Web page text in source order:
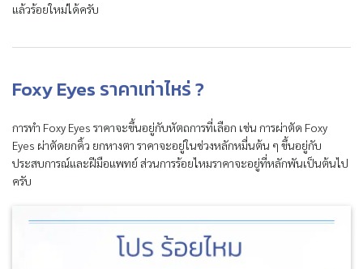
แล้วร้อยใหม่ได้ครับ
Foxy Eyes ราคาเท่าไหร่ ?
การทำ Foxy Eyes ราคาจะขึ้นอยู่กับหัตถการที่เลือก เช่น การผ่าตัด Foxy
Eyes ผ่าตัดยกคิ้ว ยกหางตา ราคาจะอยู่ในช่วงหลักหมื่นต้น ๆ ขึ้นอยู่กับ
ประสบการณ์และฝีมือแพทย์ ส่วนการร้อยไหมราคาจะอยู่ที่หลักพันเป็นต้นไป
ครับ